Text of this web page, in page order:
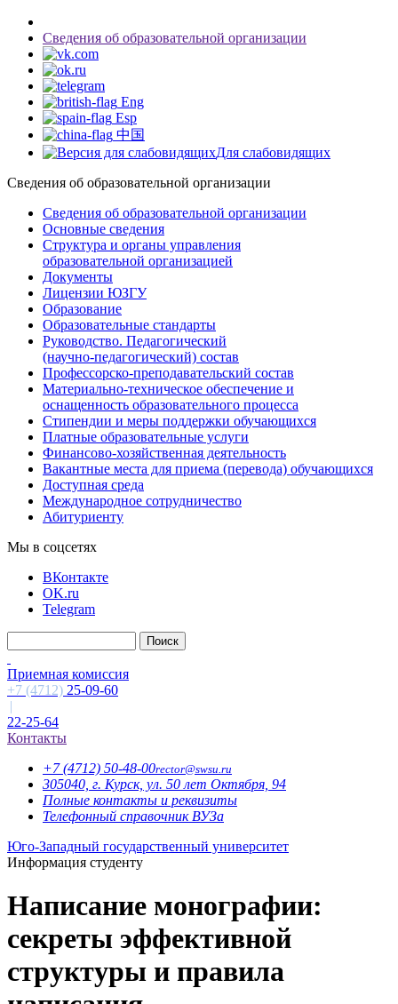
Сведения об образовательной организации
Eng
Esp
中国
Для слабовидящих
Сведения об образовательной организации
Сведения об образовательной организации
Основные сведения
Структура и органы управления
образовательной организацией
Документы
Лицензии ЮЗГУ
Образование
Образовательные стандарты
Руководство. Педагогический
(научно-педагогический) состав
Профессорско-преподавательский состав
Материально-техническое обеспечение и
оснащенность образовательного процесса
Стипендии и меры поддержки обучающихся
Платные образовательные услуги
Финансово-хозяйственная деятельность
Вакантные места для приема (перевода) обучающихся
Доступная среда
Международное сотрудничество
Абитуриенту
Мы в соцсетях
ВКонтакте
OK.ru
Telegram
Приемная комиссия
+7 (4712) 25-09-60
|
22-25-64
Контакты
+7 (4712) 50-48-00rector@swsu.ru
305040, г. Курск, ул. 50 лет Октября, 94
Полные контакты и реквизиты
Телефонный справочник ВУЗа
Юго-Западный государственный университет
Информация студенту
Написание монографии:
секреты эффективной
структуры и правила